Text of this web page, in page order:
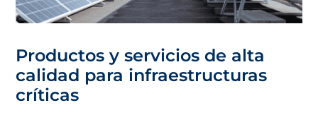
Productos y servicios de alta
calidad para infraestructuras
críticas